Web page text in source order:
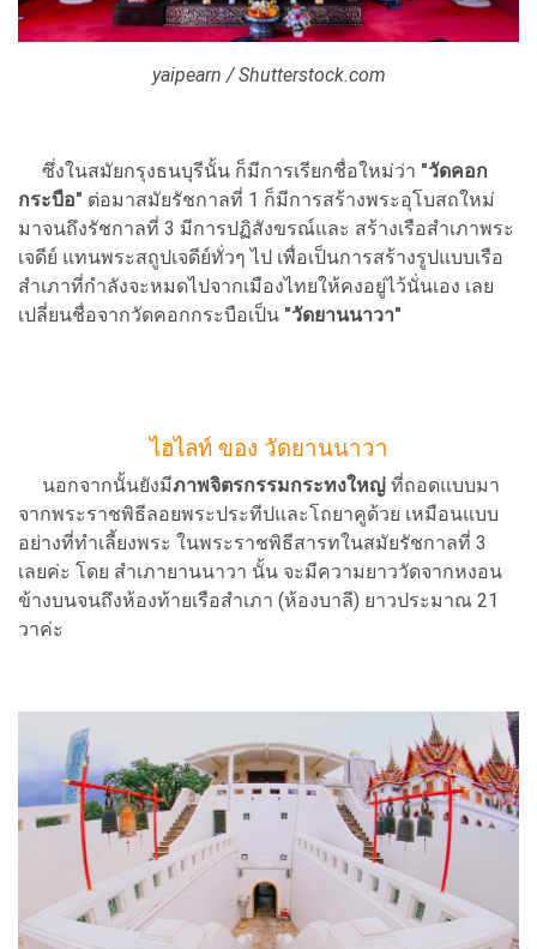
yaipearn / Shutterstock.com
ซึ่งในสมัยกรุงธนบุรีนั้น ก็มีการเรียกชื่อใหม่ว่า "วัดคอก
กระบือ" ต่อมาสมัยรัชกาลที่ 1 ก็มีการสร้างพระอุโบสถใหม่
มาจนถึงรัชกาลที่ 3 มีการปฏิสังขรณ์และ สร้างเรือสำเภาพระ
เจดีย์ แทนพระสถูปเจดีย์ทั่วๆ ไป เพื่อเป็นการสร้างรูปแบบเรือ
สำเภาที่กำลังจะหมดไปจากเมืองไทยให้คงอยู่ไว้นั่นเอง เลย
เปลี่ยนชื่อจากวัดคอกกระบือเป็น "วัดยานนาวา"
ไฮไลท์ ของ วัดยานนาวา
นอกจากนั้นยังมีภาพจิตรกรรมกระทงใหญ่ ที่ถอดแบบมา
จากพระราชพิธีลอยพระประทีปและโถยาคูด้วย เหมือนแบบ
อย่างที่ทำเลี้ยงพระ ในพระราชพิธีสารทในสมัยรัชกาลที่ 3
เลยค่ะ โดย สำเภายานนาวา นั้น จะมีความยาววัดจากหงอน
ข้างบนจนถึงห้องท้ายเรือสำเภา (ห้องบาลี) ยาวประมาณ 21
วาค่ะ